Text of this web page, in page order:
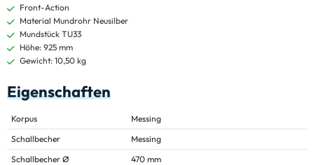
Front-Action
Material Mundrohr Neusilber
Mundstück TU33
Höhe: 925 mm
Gewicht: 10,50 kg
Eigenschaften
Korpus
Messing
Schallbecher
Messing
Schallbecher Ø
470 mm